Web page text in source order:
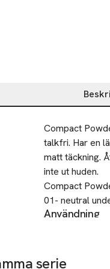
Beskrivning
Compact
talkfri. Har en
matt täckning.
inte ut huden.
Compact
01- neutral
02 - rosa
Nr. 01-04 är
Användning
Endast för
serie